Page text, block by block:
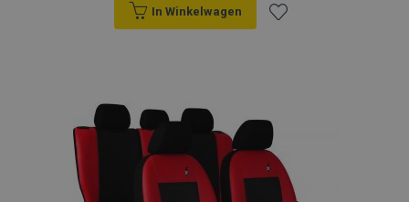
In Winkelwagen
aan
verlanglijst